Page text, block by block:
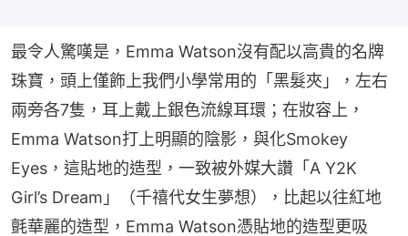
最令人驚嘆是，Emma Watson沒有配以高貴的名牌
珠寶，頭上僅飾上我們小學常用的「黑髮夾」，左右
兩旁各7隻，耳上戴上銀色流線耳環；在妝容上，
Emma Watson打上明顯的陰影，與化Smokey
Eyes，這貼地的造型，一致被外媒大讚「A Y2K
Girl’s Dream」（千禧代女生夢想），比起以往紅地
氈華麗的造型，Emma Watson憑貼地的造型更吸